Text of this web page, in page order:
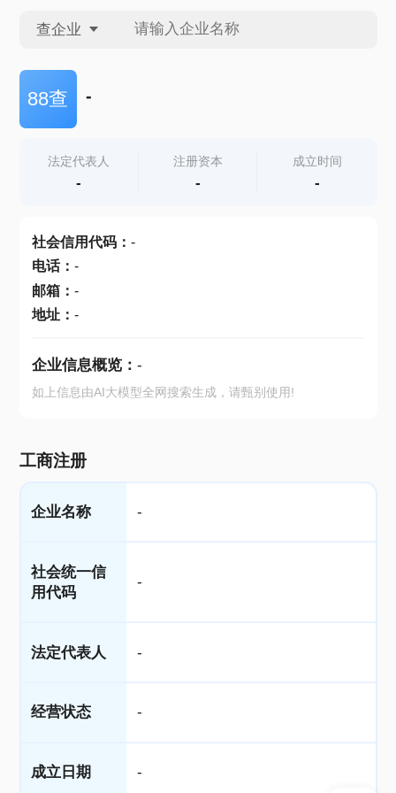
查企业
查企业
查产地
88查 -
法定代表人
-
注册资本
-
成立时间
-
社会信用代码： -
电话： -
邮箱： -
地址： -
企业信息概览： -
如上信息由AI大模型全网搜索生成，请甄别使用!
工商注册
企业名称 -
社会统一信
用代码
-
法定代表人 -
经营状态 -
成立日期 -